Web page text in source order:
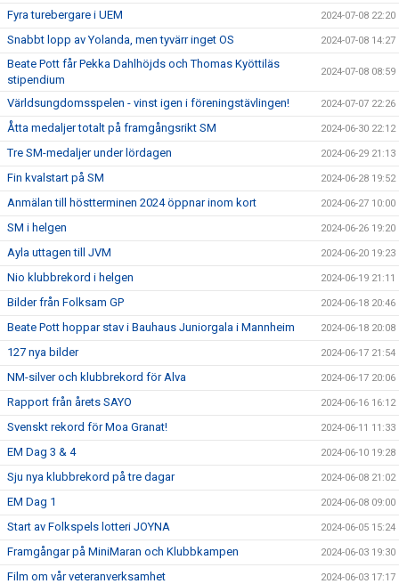
Fyra turebergare i UEM 2024-07-08 22:20
Snabbt lopp av Yolanda, men tyvärr inget OS 2024-07-08 14:27
Beate Pott får Pekka Dahlhöjds och Thomas Kyöttiläs
stipendium
2024-07-08 08:59
Världsungdomsspelen - vinst igen i föreningstävlingen! 2024-07-07 22:26
Åtta medaljer totalt på framgångsrikt SM 2024-06-30 22:12
Tre SM-medaljer under lördagen 2024-06-29 21:13
Fin kvalstart på SM 2024-06-28 19:52
Anmälan till höstterminen 2024 öppnar inom kort 2024-06-27 10:00
SM i helgen 2024-06-26 19:20
Ayla uttagen till JVM 2024-06-20 19:23
Nio klubbrekord i helgen 2024-06-19 21:11
Bilder från Folksam GP 2024-06-18 20:46
Beate Pott hoppar stav i Bauhaus Juniorgala i Mannheim 2024-06-18 20:08
127 nya bilder 2024-06-17 21:54
NM-silver och klubbrekord för Alva 2024-06-17 20:06
Rapport från årets SAYO 2024-06-16 16:12
Svenskt rekord för Moa Granat! 2024-06-11 11:33
EM Dag 3 & 4 2024-06-10 19:28
Sju nya klubbrekord på tre dagar 2024-06-08 21:02
EM Dag 1 2024-06-08 09:00
Start av Folkspels lotteri JOYNA 2024-06-05 15:24
Framgångar på MiniMaran och Klubbkampen 2024-06-03 19:30
Film om vår veteranverksamhet 2024-06-03 17:17